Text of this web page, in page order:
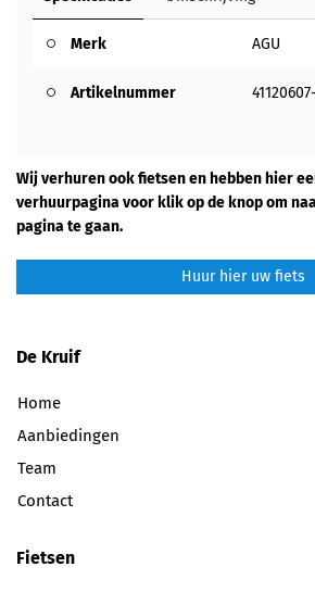
Merk AGU
Artikelnummer
Wij verhuren ook fietsen en hebben hier
verhuurpagina voor klik op de knop om
pagina te gaan.
Huur hier uw fiets
De Kruif
Home
Aanbiedingen
Team
Contact
Fietsen